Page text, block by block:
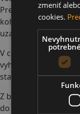
Pred odchodom z
kohútiky, zhasnúť
uzamknúť dvere a
V celom interiéri je
vyhradených
stanovuje pokuta vo
Z bezpečnostných
do 15 rokov bez
zmeniť
cookies.
potrebné